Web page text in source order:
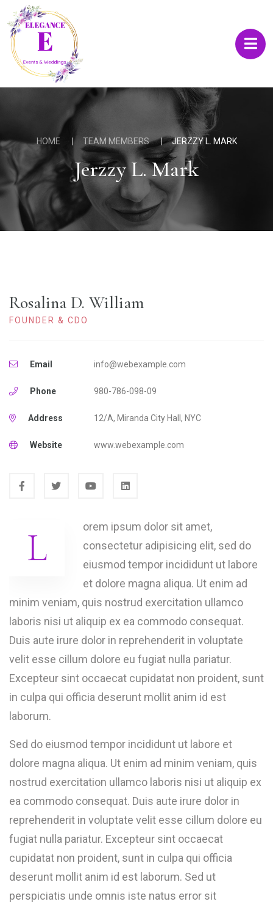
HOME TEAM MEMBERS JERZZY L. MARK
Jerzzy L. Mark
Rosalina D. William
FOUNDER & CDO
Email info@webexample.com
Phone 980-786-098-09
Address 12/A, Miranda City Hall, NYC
Website www.webexample.com
L
orem ipsum dolor sit amet,
consectetur adipisicing elit, sed do
eiusmod tempor incididunt ut labore
et dolore magna aliqua. Ut enim ad
minim veniam, quis nostrud exercitation ullamco
laboris nisi ut aliquip ex ea commodo consequat.
Duis aute irure dolor in reprehenderit in voluptate
velit esse cillum dolore eu fugiat nulla pariatur.
Excepteur sint occaecat cupidatat non proident, sunt
in culpa qui officia deserunt mollit anim id est
laborum.
Sed do eiusmod tempor incididunt ut labore et
dolore magna aliqua. Ut enim ad minim veniam, quis
nostrud exercitation ullamco laboris nisi ut aliquip ex
ea commodo consequat. Duis aute irure dolor in
reprehenderit in voluptate velit esse cillum dolore eu
fugiat nulla pariatur. Excepteur sint occaecat
cupidatat non proident, sunt in culpa qui officia
deserunt mollit anim id est laborum. Sed ut
perspiciatis unde omnis iste natus error sit